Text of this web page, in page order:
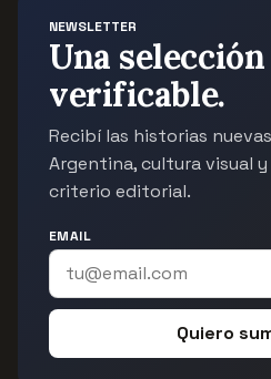
NEWSLETTER
Una
verificable.
Recibí las historias
Argentina, cultura visual
criterio editorial.
EMAIL
Quiero